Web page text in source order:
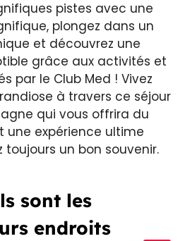
pistes avec une
plongez dans un
et découvrez une
grâce aux activités et
par le Club Med ! Vivez
à travers ce séjour
qui vous offrira du
une expérience ultime
un bon souvenir.
sont les
endroits